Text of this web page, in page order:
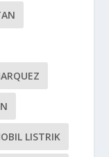
LISTRIK